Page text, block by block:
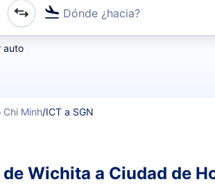
Dónde ¿hacia?
aeropuerto o por vuelos directos
auto
Chi Minh/ICT a SGN
Wichita a Ciudad de